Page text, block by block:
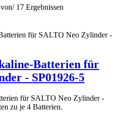
von/17 Ergebnissen
Batterien für
- SP01926-5
für SALTO Neo Zylinder -
zu je 4 Batterien.